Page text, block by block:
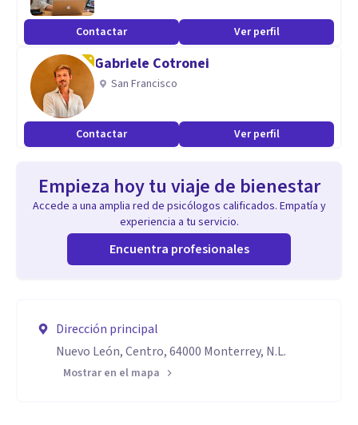
Contactar Ver perfil
Gabriele Cotronei
San Francisco
Contactar Ver perfil
Empieza hoy tu viaje de bienestar
Accede a una amplia red de psicólogos calificados. Empatía y
experiencia a tu servicio.
Encuentra profesionales
Dirección principal
Nuevo León, Centro, 64000 Monterrey, N.L.
Mostrar en el mapa